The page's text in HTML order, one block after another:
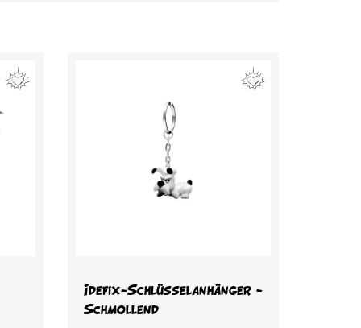
Vorschau
Idefix-Schlüsselanhänger -
Schmollend